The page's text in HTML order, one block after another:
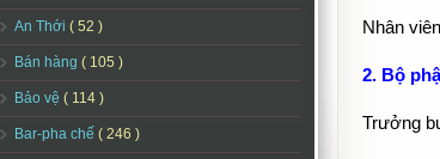
An Thới ( 52 )
Bán hàng ( 105 )
Bảo vệ ( 114 )
Bar-pha chế ( 246 )
Nhân
2. Bộ
Trưởng